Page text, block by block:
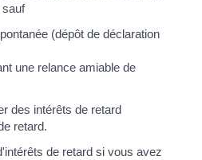
sauf
(dépôt de déclaration
une relance amiable de
des intérêts de retard
retard.
de retard si vous avez